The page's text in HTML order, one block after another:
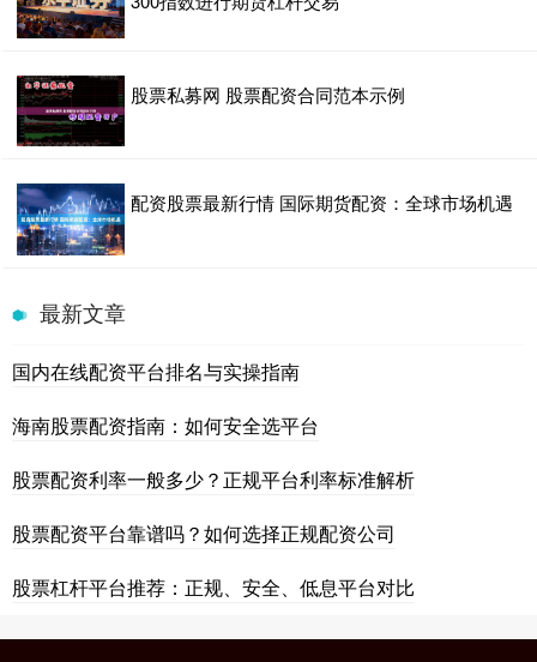
股票私募网 股票配资合同范本示例
配资股票最新行情 国际期货配资：全球市场机遇
最新文章
国内在线配资平台排名与实操指南
海南股票配资指南：如何安全选平台
股票配资利率一般多少？正规平台利率标准解析
股票配资平台靠谱吗？如何选择正规配资公司
股票杠杆平台推荐：正规、安全、低息平台对比